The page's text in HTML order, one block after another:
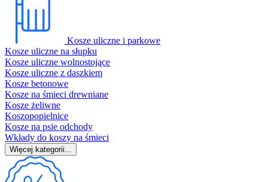
Kosze uliczne i parkowe
Kosze uliczne na słupku
Kosze uliczne wolnostojące
Kosze uliczne z daszkiem
Kosze betonowe
Kosze na śmieci drewniane
Kosze żeliwne
Koszopopielnice
Kosze na psie odchody
Wkłady do koszy na śmieci
Więcej kategorii...